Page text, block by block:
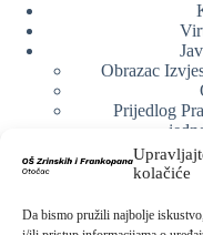
kolačiće
Da bismo pružili najbolje
Obrazac
Prijedlog
Obrazlozenje